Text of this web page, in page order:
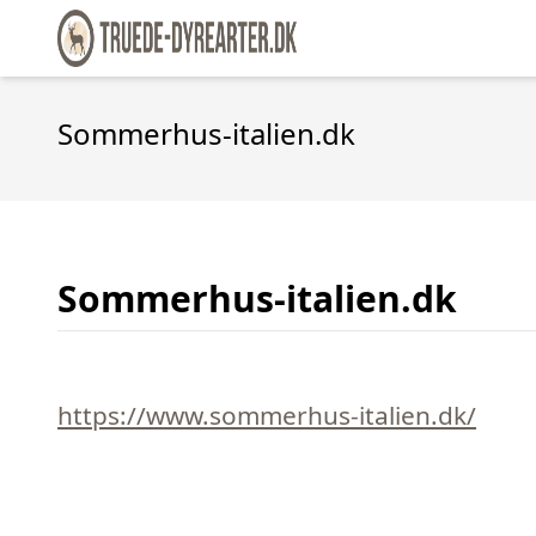
Sommerhus-italien.dk
Sommerhus-italien.dk
https://www.sommerhus-italien.dk/